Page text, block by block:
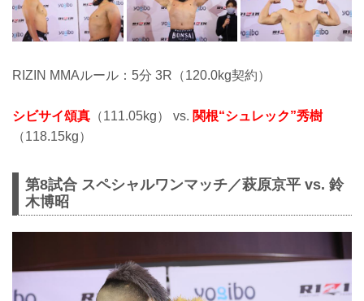
RIZIN MMAルール：5分 3R（120.0kg契約）
シビサイ頌真 （111.05kg） vs. 関根“シュレック”秀樹
（118.15kg）
第8試合 スペシャルワンマッチ／萩原京平 vs. 鈴
木博昭